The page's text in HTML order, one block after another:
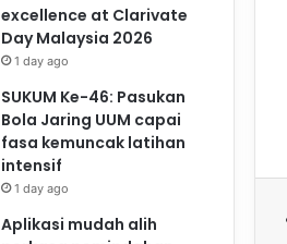
excellence at Clarivate
Day Malaysia 2026
1 day ago
SUKUM Ke-46: Pasukan
Bola Jaring UUM capai
fasa kemuncak latihan
intensif
1 day ago
Aplikasi mudah alih